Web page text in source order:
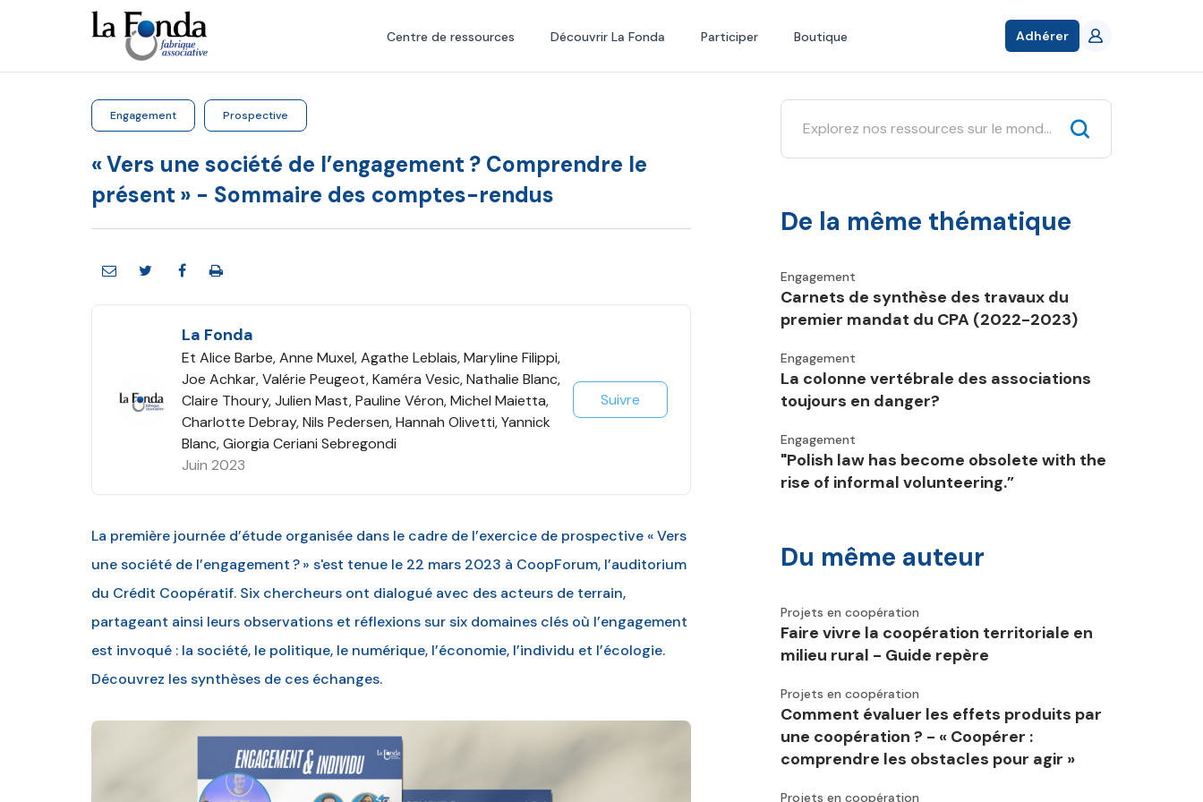
principal
Centre de ressources Découvrir La Fonda Participer Boutique Adhérer
Engagement Prospective
« Vers une société de l’engagement ? Comprendre le
présent » - Sommaire des comptes-rendus
La Fonda
Et Alice Barbe, Anne Muxel, Agathe Leblais, Maryline Filippi,
Joe Achkar, Valérie Peugeot, Kaméra Vesic, Nathalie Blanc,
Claire Thoury, Julien Mast, Pauline Véron, Michel Maietta,
Charlotte Debray, Nils Pedersen, Hannah Olivetti, Yannick
Blanc, Giorgia Ceriani Sebregondi
Juin 2023
Suivre
La première journée d’étude organisée dans le cadre de l’exercice de prospective « Vers
une société de l’engagement ? » s'est tenue le 22 mars 2023 à CoopForum, l’auditorium
du Crédit Coopératif. Six chercheurs ont dialogué avec des acteurs de terrain,
partageant ainsi leurs observations et réflexions sur six domaines clés où l’engagement
est invoqué : la société, le politique, le numérique, l’économie, l’individu et l’écologie.
Découvrez les synthèses de ces échanges.
De la même thématique
Engagement
Carnets de synthèse des travaux du
premier mandat du CPA (2022-2023)
Engagement
La colonne vertébrale des associations
toujours en danger?
Engagement
"Polish law has become obsolete with the
rise of informal volunteering.”
Du même auteur
Projets en coopération
Faire vivre la coopération territoriale en
milieu rural - Guide repère
Projets en coopération
Comment évaluer les effets produits par
une coopération ? - « Coopérer :
comprendre les obstacles pour agir »
Projets en coopération